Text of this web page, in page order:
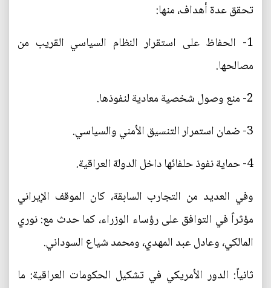
تحقق عدة أهداف، منها:
1- الحفاظ على استقرار النظام السياسي القريب من
مصالحها.
2- منع وصول شخصية معادية لنفوذها.
3- ضمان استمرار التنسيق الأمني والسياسي.
4- حماية نفوذ حلفائها داخل الدولة العراقية.
وفي العديد من التجارب السابقة، كان الموقف الإيراني
مؤثراً في التوافق على رؤساء الوزراء، كما حدث مع: نوري
المالكي، وعادل عبد المهدي، ومحمد شياع السوداني.
ثانياً: الدور الأمريكي في تشكيل الحكومات العراقية: ما